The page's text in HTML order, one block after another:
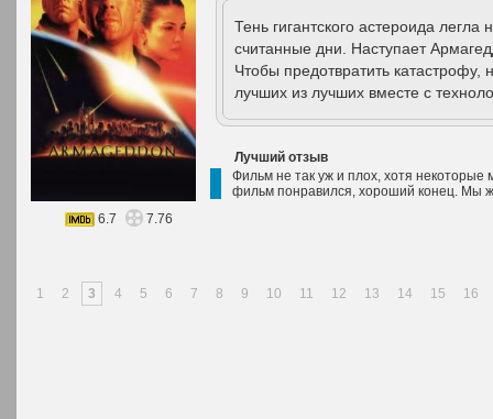
Тень гигантского астероида
считанные дни. Наступает
Чтобы предотвратить
лучших из лучших вместе с
Лучший отзыв
Фильм не так уж и плох, хотя
фильм понравился, хороший конец. Мы
6.7
7.76
1 2 3 4 5 6 7 8 9 10 11 12 13 14 15 16